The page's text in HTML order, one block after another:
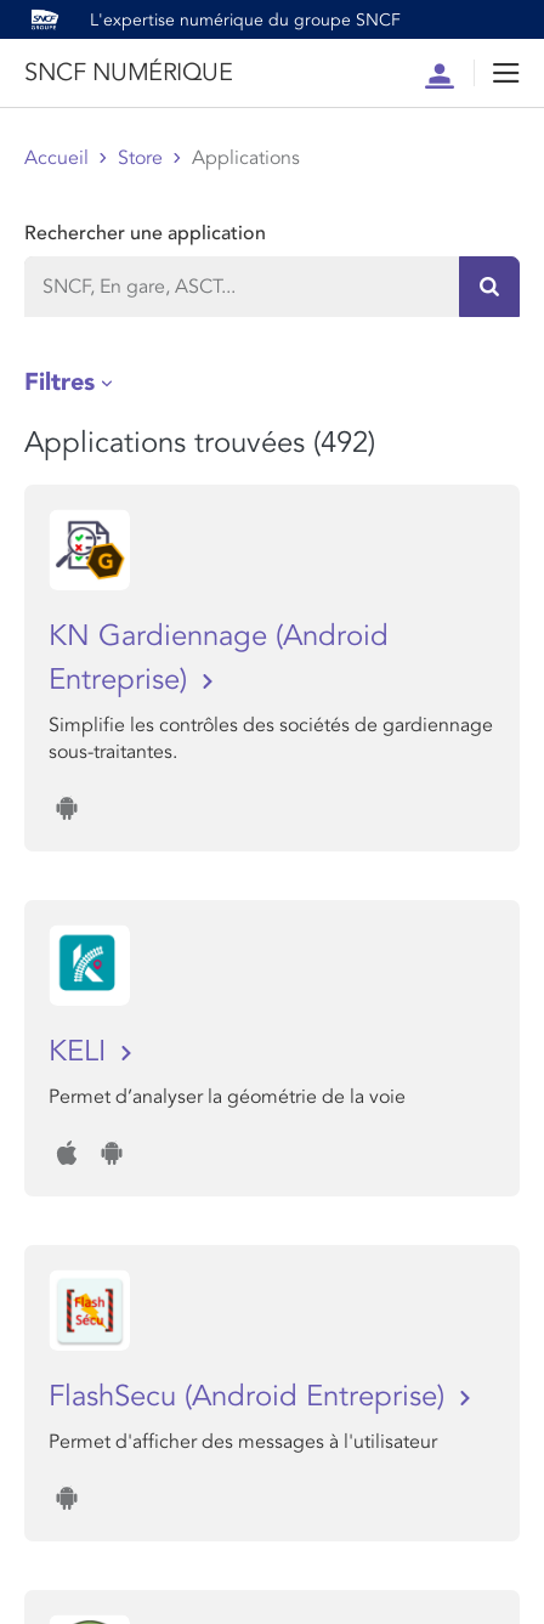
L'expertise numérique du groupe SNCF
SNCF NUMÉRIQUE
Compte
Accueil Store Applications
Rechercher une application
Filtres
Applications trouvées (492)
KN Gardiennage (Android
Entreprise)
Simplifie les contrôles des sociétés de gardiennage
sous-traitantes.
KELI
Permet d’analyser la géométrie de la voie
FlashSecu (Android Entreprise)
Permet d'afficher des messages à l'utilisateur